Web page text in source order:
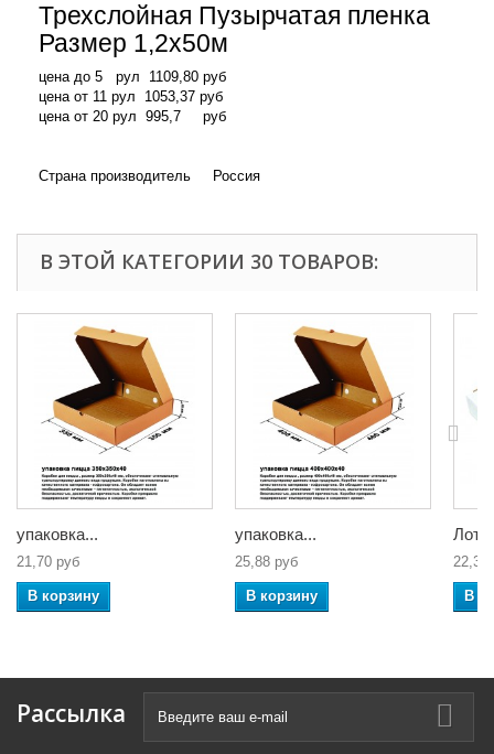
Трехслойная Пузырчатая пленка
Размер 1,2х50м
цена до 5 рул 1109,80 руб
цена от 11 рул 1053,37 руб
цена от 20 рул 995,7 руб
Страна производитель Россия
В ЭТОЙ КАТЕГОРИИ 30 ТОВАРОВ:
упаковка...
21,70 руб
В корзину
упаковка...
25,88 руб
В корзину
22,32
В
Рассылка